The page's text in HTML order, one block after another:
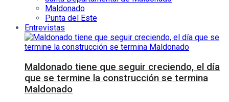
Maldonado
Punta del Este
Entrevistas
Maldonado tiene que seguir creciendo, el día
que se termine la construcción se termina
Maldonado